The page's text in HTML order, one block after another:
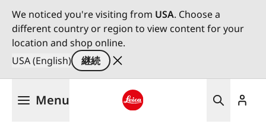
We noticed you're visiting from USA. Choose a
different country or region to view content for your
location and shop online.
USA (English)
継続
Menu